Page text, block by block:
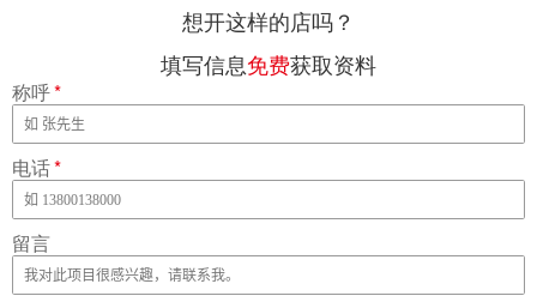
想开这样的店吗？
填写信息免费获取资料
称呼*
电话*
留言